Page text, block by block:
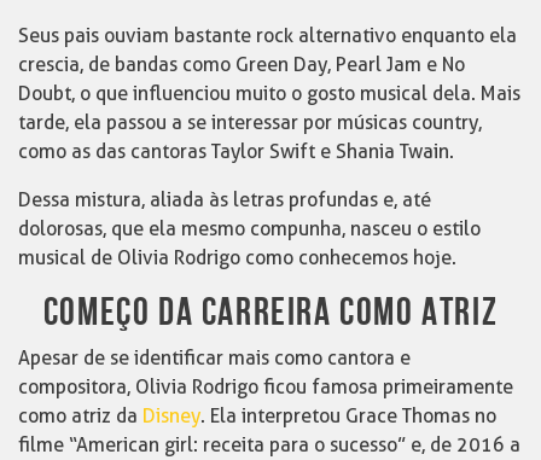
Seus pais ouviam bastante rock alternativo enquanto ela
crescia, de bandas como Green Day, Pearl Jam e No
Doubt, o que influenciou muito o gosto musical dela. Mais
tarde, ela passou a se interessar por músicas country,
como as das cantoras Taylor Swift e Shania Twain.
Dessa mistura, aliada às letras profundas e, até
dolorosas, que ela mesmo compunha, nasceu o estilo
musical de Olivia Rodrigo como conhecemos hoje.
COMEÇO DA CARREIRA COMO ATRIZ
Apesar de se identificar mais como cantora e
compositora, Olivia Rodrigo ficou famosa primeiramente
como atriz da Disney. Ela interpretou Grace Thomas no
filme “American girl: receita para o sucesso” e, de 2016 a